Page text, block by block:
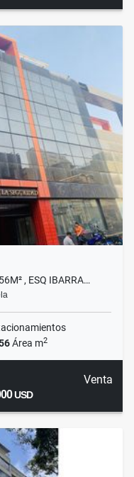
, ESQ IBARRA…
Área m2
Venta
USD